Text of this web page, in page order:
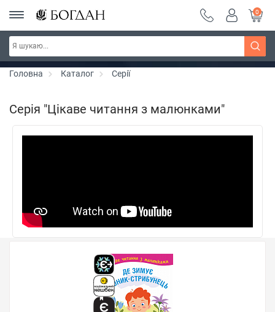
РОЗПРОДАЖ ~ 150 грн ~ 200 грн ~ 250 грн ~
300 грн ~ РОЗПРОДАЖ
Дізнатись більше
0
Головна Каталог Серії
Серія "Цікаве читання з малюнками"